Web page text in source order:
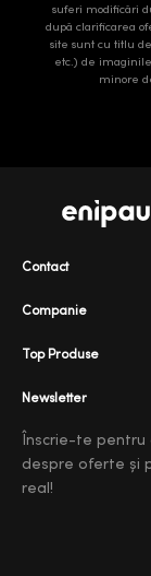
suferi modificări
după clarificarea
site sunt cu titlu
etc.) de
minore
Companie
Top Produse
Contact
Newsletter
Înscrie-te
despre oferte și
real!